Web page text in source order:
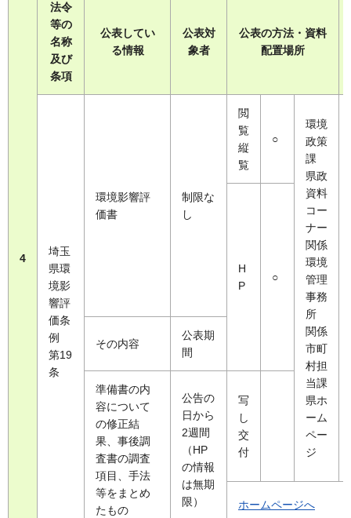
4
法令
等の
名称
及び
条項
公表してい
る情報
公表対
象者
公表の方法・資料
配置場所
埼玉
県環
境影
響評
価条
例
第19
条
環境影響評
価書
制限な
し
閲
覧
縦
覧
○
環境
政策
課
県政
資料
コー
ナー
関係
環境
管理
事務
所
関係
市町
村担
当課
県ホ
ーム
ペー
ジ
H
P
○
その内容
公表期
間
準備書の内
容について
の修正結
果、事後調
査書の調査
項目、手法
等をまとめ
たもの
公告の
日から
2週間
（HP
の情報
は無期
限）
写
し
交
付
ホームページへ